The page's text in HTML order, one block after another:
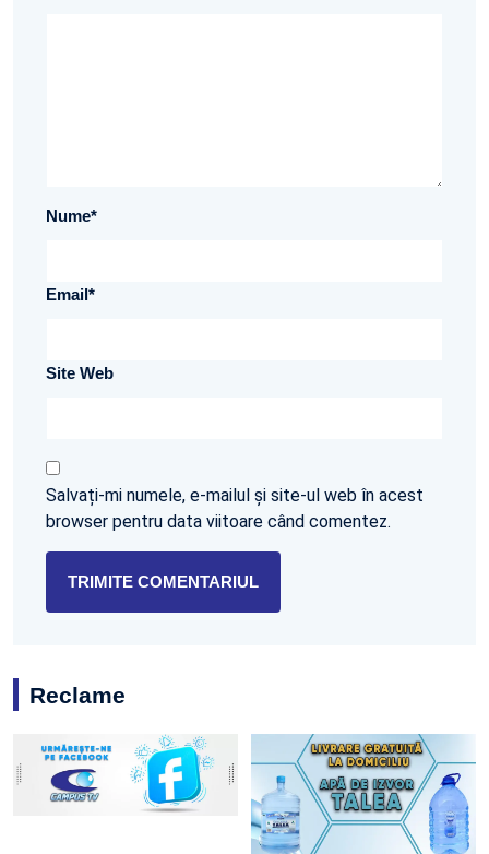
Nume*
Email*
Site Web
Salvați-mi numele, e-mailul și site-ul web în acest
browser pentru data viitoare când comentez.
Reclame